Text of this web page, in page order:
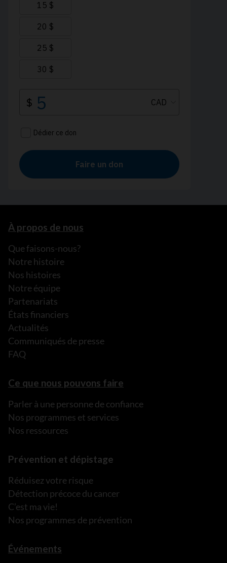
À propos de nous
Que faisons-nous?
Notre histoire
Nos histoires
Notre équipe
Partenariats
États financiers
Actualités
Communiqués de presse
FAQ
Ce que nous pouvons faire
Parler à une personne de confiance
Nos programmes et services
Nos ressources
Prévention et dépistage
Réduisez votre risque
Détection précoce du cancer
C’est ma vie!
Nos programmes de prévention
Événements